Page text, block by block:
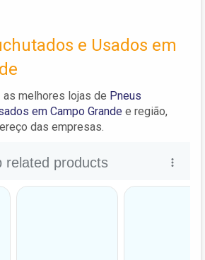
e Usados em
as melhores lojas de Pneus
em Campo Grande e região,
das empresas.